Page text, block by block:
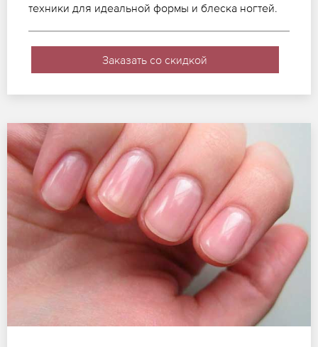
техники для идеальной формы и блеска ногтей.
Заказать со скидкой